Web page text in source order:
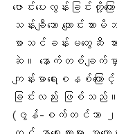
ဇောင်းပေးလွန်းခြ
သန်းချီသော ကျောင်း
စာသင်ခန်းမတွေဆီ သ
ဆဲ ။ နောက်တစ်ချက်မှာ
ကျန်းမာရေးစနစ်ကြေ
ခြင်းလည်း ဖြစ်သ
(ဇွန်-စက်တင်ဘာ ၂၀၂